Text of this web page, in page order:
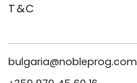
T&C
bulgaria@nobleprog.com